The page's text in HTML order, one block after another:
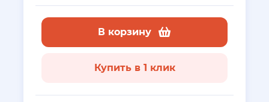
В корзину
Купить в 1 клик